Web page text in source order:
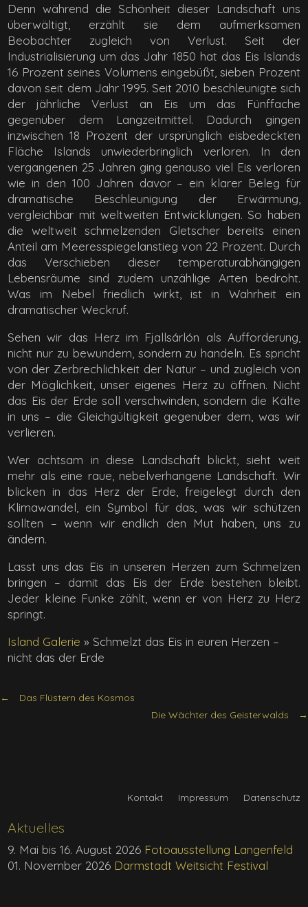
Denn während die Schönheit dieser Landschaft uns
überwältigt, erzählt sie dem aufmerksamen
Beobachter zugleich von Verlust. Seit der
Industrialisierung um das Jahr 1850 hat das Eis Islands
16 Prozent seines Volumens eingebüßt, sieben Prozent
davon seit dem Jahr 1995. Seit 2010 beschleunigte sich
der jährliche Verlust an Eis um das Fünffache
gegenüber dem Langzeitmittel. Dadurch gingen
inzwischen 18 Prozent der ursprünglich eisbedeckten
Fläche Islands unwiederbringlich verloren. In den
vergangenen 25 Jahren ging genauso viel Eis verloren
wie in den 100 Jahren davor – ein klarer Beleg für
dramatische Beschleunigung der Erwärmung,
vergleichbar mit weltweiten Entwicklungen. So haben
die weltweit schmelzenden Gletscher bereits einen
Anteil am Meeresspiegelanstieg von 22 Prozent. Durch
das Verschieben dieser temperaturabhängigen
Lebensräume sind zudem unzählige Arten bedroht.
Was im Nebel friedlich wirkt, ist in Wahrheit ein
dramatischer Weckruf.
Sehen wir das Herz im Fjallsárlón als Aufforderung,
nicht nur zu bewundern, sondern zu handeln. Es spricht
von der Zerbrechlichkeit der Natur – und zugleich von
der Möglichkeit, unser eigenes Herz zu öffnen. Nicht
das Eis der Erde soll verschwinden, sondern die Kälte
in uns – die Gleichgültigkeit gegenüber dem, was wir
verlieren.
Wer achtsam in diese Landschaft blickt, sieht weit
mehr als eine raue, nebelverhangene Landschaft. Wir
blicken in das Herz der Erde, freigelegt durch den
Klimawandel, ein Symbol für das, was wir schützen
sollten – wenn wir endlich den Mut haben, uns zu
ändern.
Lasst uns das Eis in unseren Herzen zum Schmelzen
bringen – damit das Eis der Erde bestehen bleibt.
Jeder kleine Funke zählt, wenn er von Herz zu Herz
springt.
Island Galerie » Schmelzt das Eis in euren Herzen –
nicht das der Erde
Das Flüstern des Kosmos
Die Wächter des Geisterwalds
Aktuelles
9. Mai bis 16. August 2026 Fotoausstellung Langenfeld
01. November 2026 Darmstadt Weitsicht Festival
Kontakt Impressum Datenschutz